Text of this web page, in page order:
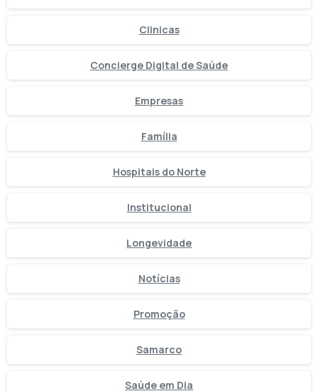
Clinicas
Concierge Digital de Saúde
Empresas
Família
Hospitais do Norte
Institucional
Longevidade
Notícias
Promoção
Samarco
Saúde em Dia